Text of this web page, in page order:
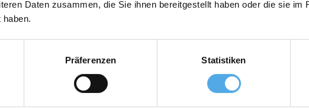
Daten zusammen, die Sie ihnen bereitgestellt haben oder die sie im
Präferenzen Statistiken